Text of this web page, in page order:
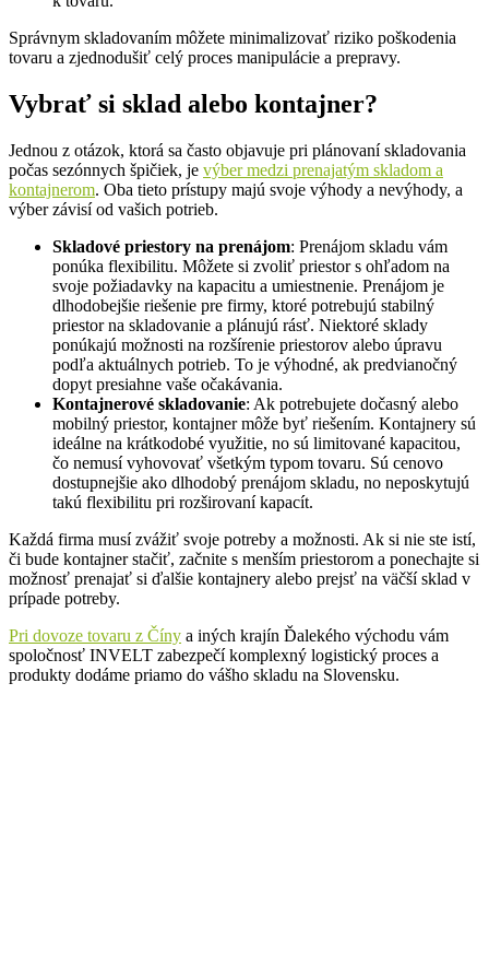
Správnym skladovaním môžete minimalizovať riziko poškodenia
tovaru a zjednodušiť celý proces manipulácie a prepravy.
Vybrať si sklad alebo kontajner?
Jednou z otázok, ktorá sa často objavuje pri plánovaní skladovania
počas sezónnych špičiek, je výber medzi prenajatým skladom a
kontajnerom. Oba tieto prístupy majú svoje výhody a nevýhody, a
výber závisí od vašich potrieb.
Skladové priestory na prenájom: Prenájom skladu vám
ponúka flexibilitu. Môžete si zvoliť priestor s ohľadom na
svoje požiadavky na kapacitu a umiestnenie. Prenájom je
dlhodobejšie riešenie pre firmy, ktoré potrebujú stabilný
priestor na skladovanie a plánujú rásť. Niektoré sklady
ponúkajú možnosti na rozšírenie priestorov alebo úpravu
podľa aktuálnych potrieb. To je výhodné, ak predvianočný
dopyt presiahne vaše očakávania.
Kontajnerové skladovanie: Ak potrebujete dočasný alebo
mobilný priestor, kontajner môže byť riešením. Kontajnery sú
ideálne na krátkodobé využitie, no sú limitované kapacitou,
čo nemusí vyhovovať všetkým typom tovaru. Sú cenovo
dostupnejšie ako dlhodobý prenájom skladu, no neposkytujú
takú flexibilitu pri rozširovaní kapacít.
Každá firma musí zvážiť svoje potreby a možnosti. Ak si nie ste istí,
či bude kontajner stačiť, začnite s menším priestorom a ponechajte si
možnosť prenajať si ďalšie kontajnery alebo prejsť na väčší sklad v
prípade potreby.
Pri dovoze tovaru z Číny a iných krajín Ďalekého východu vám
spoločnosť INVELT zabezpečí komplexný logistický proces a
produkty dodáme priamo do vášho skladu na Slovensku.